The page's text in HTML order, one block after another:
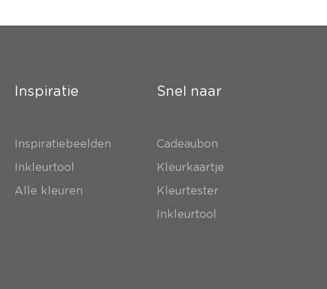
Inspiratie
Inspiratiebeelden
Inkleurtool
Alle kleuren
Snel naar
Cadeaubon
Kleurkaartje
Kleurtester
Inkleurtool